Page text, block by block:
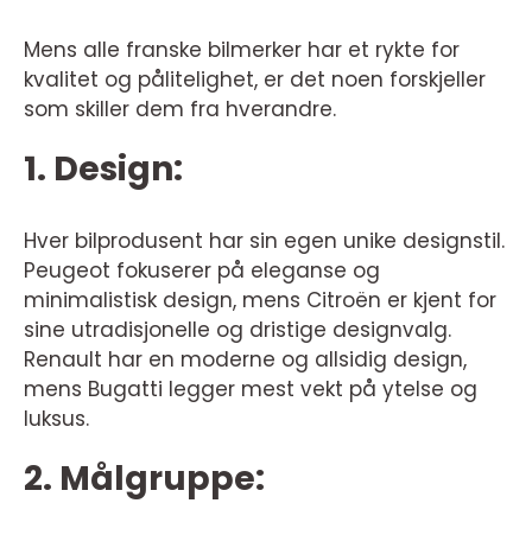
Mens alle franske bilmerker har et rykte for
kvalitet og pålitelighet, er det noen forskjeller
som skiller dem fra hverandre.
1. Design:
Hver bilprodusent har sin egen unike designstil.
Peugeot fokuserer på eleganse og
minimalistisk design, mens Citroën er kjent for
sine utradisjonelle og dristige designvalg.
Renault har en moderne og allsidig design,
mens Bugatti legger mest vekt på ytelse og
luksus.
2. Målgruppe: